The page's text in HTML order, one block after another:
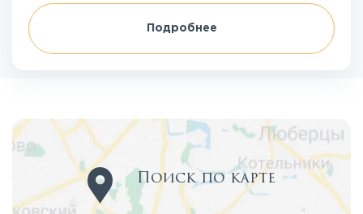
Подробнее
Поиск по карте